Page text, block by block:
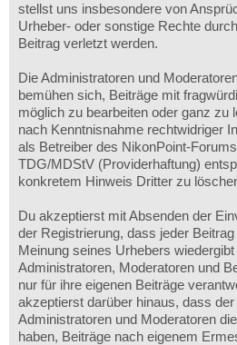
stellst uns insbesondere von
Urheber- oder sonstige Rechte
Beitrag verletzt werden.
Die Administratoren und
bemühen sich, Beiträge mit
möglich zu bearbeiten oder ganz zu
nach Kenntnisnahme rechtwidriger
als Betreiber des NikonPoint-
TDG/MDStV (Providerhaftung)
konkretem Hinweis Dritter zu
Du akzeptierst mit Absenden der
der Registrierung, dass jeder
Meinung seines Urhebers
Administratoren, Moderatoren und
nur für ihre eigenen Beiträge
akzeptierst darüber hinaus, dass der
Administratoren und Moderatoren
haben, Beiträge nach eigenem